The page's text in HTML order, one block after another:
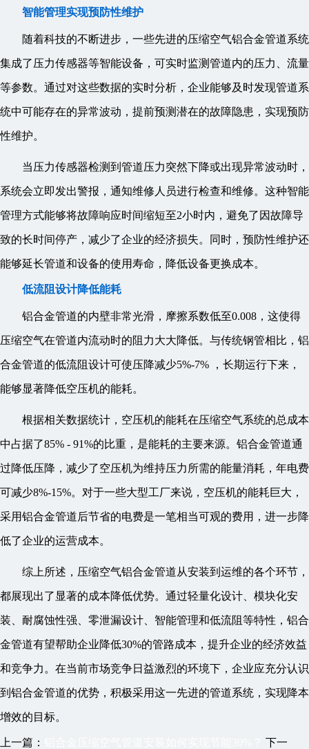
智能管理实现预防性维护
随着科技的不断进步，一些先进的压缩空气铝合金管道系统
集成了压力传感器等智能设备，可实时监测管道内的压力、流量
等参数。通过对这些数据的实时分析，企业能够及时发现管道系
统中可能存在的异常波动，提前预测潜在的故障隐患，实现预防
性维护。
当压力传感器检测到管道压力突然下降或出现异常波动时，
系统会立即发出警报，通知维修人员进行检查和维修。这种智能
管理方式能够将故障响应时间缩短至2小时内，避免了因故障导
致的长时间停产，减少了企业的经济损失。同时，预防性维护还
能够延长管道和设备的使用寿命，降低设备更换成本。
低流阻设计降低能耗
铝合金管道的内壁非常光滑，摩擦系数低至0.008，这使得
压缩空气在管道内流动时的阻力大大降低。与传统钢管相比，铝
合金管道的低流阻设计可使压降减少5%-7% ，长期运行下来，
能够显著降低空压机的能耗。
根据相关数据统计，空压机的能耗在压缩空气系统的总成本
中占据了85% - 91%的比重，是能耗的主要来源。铝合金管道通
过降低压降，减少了空压机为维持压力所需的能量消耗，年电费
可减少8%-15%。对于一些大型工厂来说，空压机的能耗巨大，
采用铝合金管道后节省的电费是一笔相当可观的费用，进一步降
低了企业的运营成本。
综上所述，压缩空气铝合金管道从安装到运维的各个环节，
都展现出了显著的成本降低优势。通过轻量化设计、模块化安
装、耐腐蚀性强、零泄漏设计、智能管理和低流阻等特性，铝合
金管道有望帮助企业降低30%的管路成本，提升企业的经济效益
和竞争力。在当前市场竞争日益激烈的环境下，企业应充分认识
到铝合金管道的优势，积极采用这一先进的管道系统，实现降本
增效的目标。
上一篇：
下一